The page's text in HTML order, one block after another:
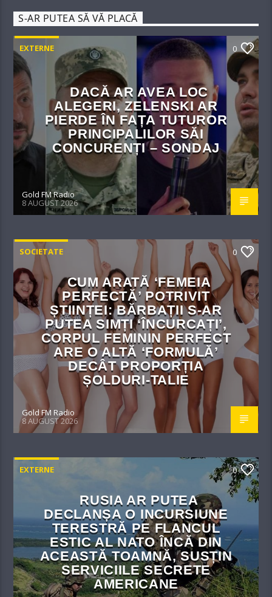
S-AR PUTEA SĂ VĂ PLACĂ
EXTERNE 0
DACĂ AR AVEA LOC
ALEGERI, ZELENSKI AR
PIERDE ÎN FAȚA TUTUROR
PRINCIPALILOR SĂI
CONCURENȚI – SONDAJ
Gold FM Radio
8 AUGUST 2026
SOCIETATE 0
CUM ARATĂ ‘FEMEIA
PERFECTĂ’ POTRIVIT
ȘTIINȚEI: BĂRBAȚII S-AR
PUTEA SIMȚI ‘ÎNCURCAȚI’,
CORPUL FEMININ PERFECT
ARE O ALTĂ ‘FORMULĂ’
DECÂT PROPORȚIA
ȘOLDURI-TALIE
Gold FM Radio
8 AUGUST 2026
EXTERNE 0
RUSIA AR PUTEA
DECLANȘA O INCURSIUNE
TERESTRĂ PE FLANCUL
ESTIC AL NATO ÎNCĂ DIN
ACEASTĂ TOAMNĂ, SUSȚIN
SERVICIILE SECRETE
AMERICANE